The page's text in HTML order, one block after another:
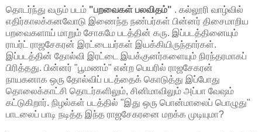
தொடர்ந்து வரும் படம் "பறவைகள் பலவிதம்" . கல்லூரி வாழ்வில்
எதிர்காலக்கனவோடு இணைந்த நண்பர்கள் பின்னர் திசைமாறிய
பறவைகளாய் மாறும் சோகமே படத்தின் கரு. இப்படத்தினையும்
ராபர்ட் ராஜசேகரன் இரட்டையர்கள் இயக்கியிருந்தார்கள்.
இப்படத்தின் தோல்வி இரட்டை இயக்குனர்களையும் நிரந்தரமாகப்
பிரித்தது. பின்னர் "பூமணம்" என்ற பெயரில் ராஜசேகரன்
நாயகனாக ஒரு தோல்விப் படத்தைக் கொடுத்து இப்போது
தொலைக்காட்சி தொடர்களிலும், சினிமாவிலும் அப்பா வேஷம்
கட்டுகிறார். நிழல்கள் படத்தில் "இது ஒரு பொன்மாலைப் பொழுது"
பாடலைப் பாடி நடித்த இந்த ராஜசேகரனை மறக்க முடியுமா?